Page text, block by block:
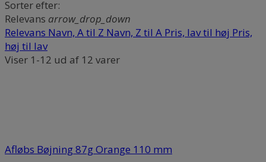
Sorter efter:
Relevans arrow_drop_down
Relevans Navn, A til Z Navn, Z til A Pris, lav til høj Pris,
høj til lav
Viser 1-12 ud af 12 varer
Afløbs Bøjning 87g Orange 110 mm